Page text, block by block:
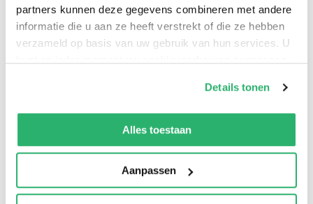
partners kunnen deze gegevens combineren met andere
informatie die u aan ze heeft verstrekt of die ze hebben
verzameld op basis van uw gebruik van hun services. U
kunnen ontvangen en verwerken.
Details tonen
Alles toestaan
Aanpassen
map in your hand, you know an adventure is about to
begin …'